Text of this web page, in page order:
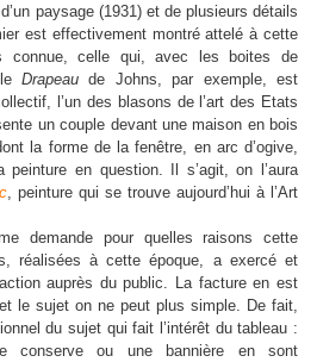
paysage (1931) et de plusieurs détails
est effectivement montré attelé à cette
connue, celle qui, avec les boites de
Drapeau de Johns, par exemple, est
l’un des blasons de l’art des Etats
un couple devant une maison en bois
la forme de la fenêtre, en arc d’ogive,
en question. Il s’agit, on l’aura
, peinture qui se trouve aujourd’hui à l’Art
demande pour quelles raisons cette
réalisées à cette époque, a exercé et
auprès du public. La facture en est
le sujet on ne peut plus simple. De fait,
du sujet qui fait l’intérêt du tableau :
conserve ou une bannière en sont